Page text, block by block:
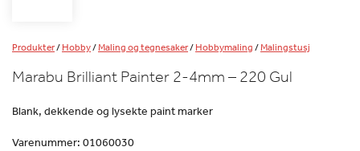
Produkter/Hobby/Maling og tegnesaker/Hobbymaling/Malingstusj
Marabu Brilliant Painter 2-4mm – 220 Gul
Blank, dekkende og lysekte paint marker
Varenummer: 01060030